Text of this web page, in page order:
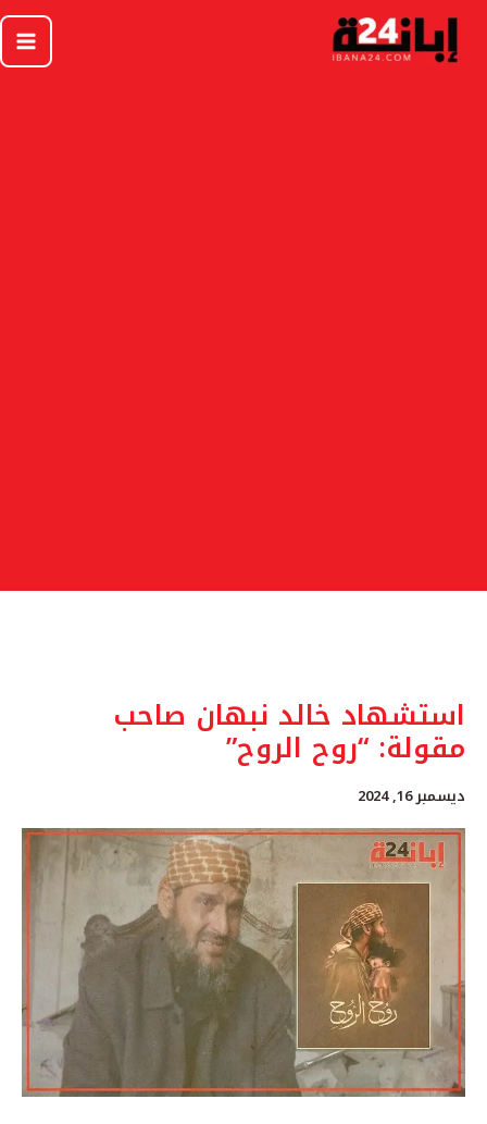
تخطي
المحتوى
استشهاد خالد نبهان صاحب
مقولة: “روح الروح”
ديسمبر 16, 2024